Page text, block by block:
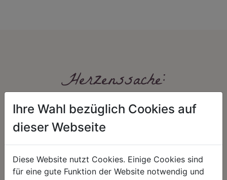
Herzenssache:
HARMONIE FAIRNESS
Ihre Wahl bezüglich Cookies auf
dieser Webseite
Diese Website nutzt Cookies. Einige Cookies sind
für eine gute Funktion der Website notwendig und